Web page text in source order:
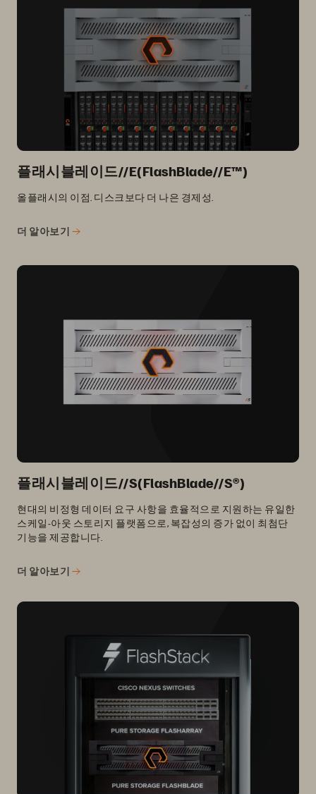
플래시블레이드//E(FlashBlade//E™)
올플래시의 이점. 디스크보다 더 나은 경제성.
더 알아보기
플래시블레이드//S(FlashBlade//S®)
현대의 비정형 데이터 요구 사항을 효율적으로 지원하는 유일한
스케일-아웃 스토리지 플랫폼으로, 복잡성의 증가 없이 최첨단
기능을 제공합니다.
더 알아보기